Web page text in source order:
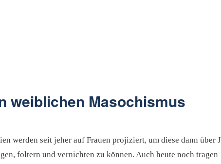
weiblichen Masochismus
werden seit jeher auf Frauen projiziert, um diese dann über
foltern und vernichten zu können. Auch heute noch tragen